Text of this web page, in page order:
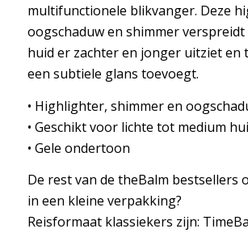
multifunctionele blikvanger. Deze
oogschaduw en shimmer verspreidt
huid er zachter en jonger uitziet en
een subtiele glans toevoegt.
• Highlighter, shimmer en
• Geschikt voor lichte tot medium
• Gele ondertoon
De rest van de theBalm bestsellers
in een kleine verpakking?
Reisformaat klassiekers zijn: